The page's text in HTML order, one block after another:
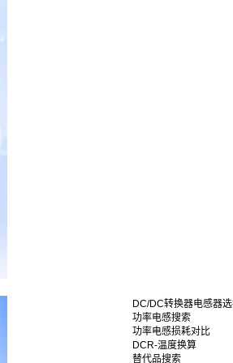
DC/DC转换器电感器
功率电感搜索
功率电感损耗对比
DCR-温度换算
替代品搜索